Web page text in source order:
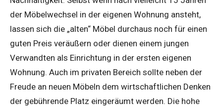
der Möbelwechsel in der eigenen Wohnung ansteht,
lassen sich die „alten“ Möbel durchaus noch für einen
guten Preis veräußern oder dienen einem jungen
Verwandten als Einrichtung in der ersten eigenen
Wohnung. Auch im privaten Bereich sollte neben der
Freude an neuen Möbeln dem wirtschaftlichen Denken
der gebührende Platz eingeräumt werden. Die hohe